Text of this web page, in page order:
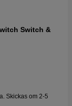
Switch &
Skickas om 2-5